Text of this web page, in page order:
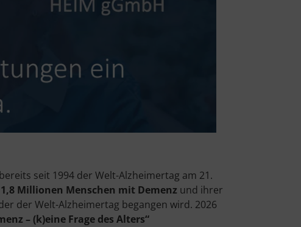
seit 1994 der Welt-Alzheimertag am 21.
Millionen Menschen mit Demenz und ihrer
der Welt-Alzheimertag begangen wird. 2026
– (k)eine Frage des Alters“